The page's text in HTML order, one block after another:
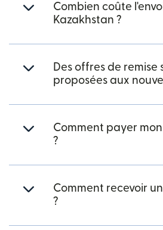
Combien coûte
Kazakhstan ?
Des offres de remise
proposées aux
Comment payer
?
Comment recevoir
?